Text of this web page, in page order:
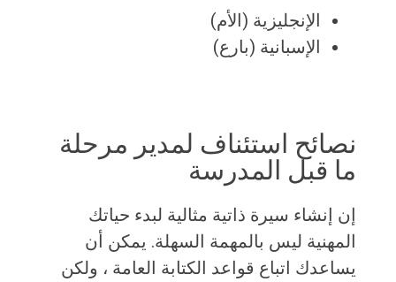
الإنجليزية (الأم)
الإسبانية (بارع)
نصائح استئناف لمدير مرحلة
ما قبل المدرسة
إن إنشاء سيرة ذاتية مثالية لبدء حياتك
المهنية ليس بالمهمة السهلة. يمكن أن
يساعدك اتباع قواعد الكتابة العامة ، ولكن